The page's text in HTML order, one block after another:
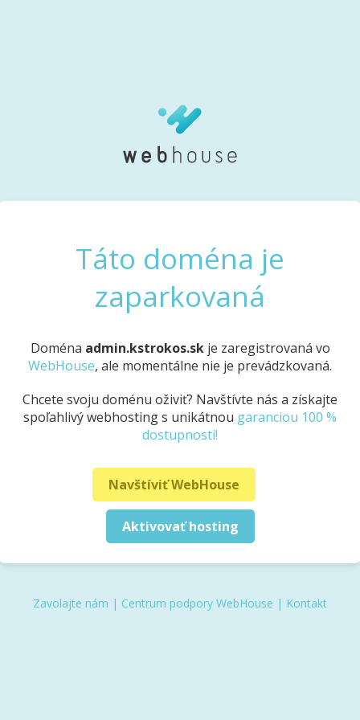
Táto doména je
zaparkovaná
Doména admin.kstrokos.skje zaregistrovaná vo
WebHouse, ale momentálne nie je prevádzkovaná.
Chcete svoju doménu oživiť? Navštívte nás a získajte
spoľahlivý webhosting s unikátnou garanciou 100 %
dostupnosti!
Navštíviť WebHouse
Aktivovať hosting
Zavolajte nám | Centrum podpory WebHouse | Kontakt